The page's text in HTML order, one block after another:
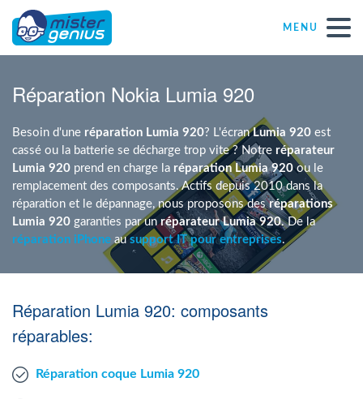
MENU
Magasins informatiques toutes marques
Particulier
Indépendant
PME
Agent Windows
Réparation Nokia Lumia 920
Besoin d'une réparation Lumia 920? L'écranLumia 920 est
cassé ou la batterie se décharge trop vite ? Notre réparateur
Lumia 920 prend en charge la réparation Lumia 920ou le
remplacement des composants. Actifs depuis 2010 dans la
réparation et le dépannage, nous proposons desréparations
Lumia 920 garanties par unréparateur Lumia 920. De la
réparation iPhone ausupport IT pour entreprises.
Réparation Lumia 920: composants
réparables:
Réparation coque Lumia 920